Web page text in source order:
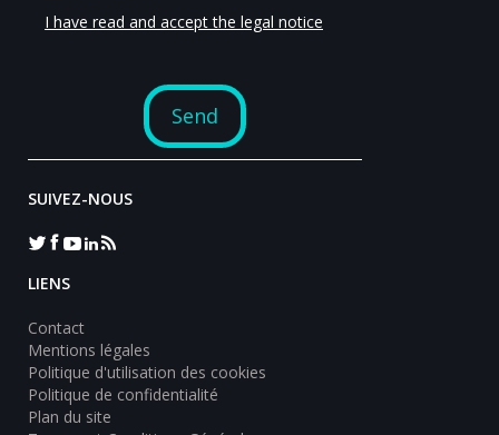
SUIVEZ-NOUS
LIENS
Contact
Mentions légales
Politique d'utilisation des cookies
Politique de confidentialité
Plan du site